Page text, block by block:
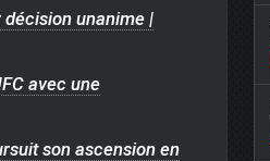
unanime |
avec une
son ascension en